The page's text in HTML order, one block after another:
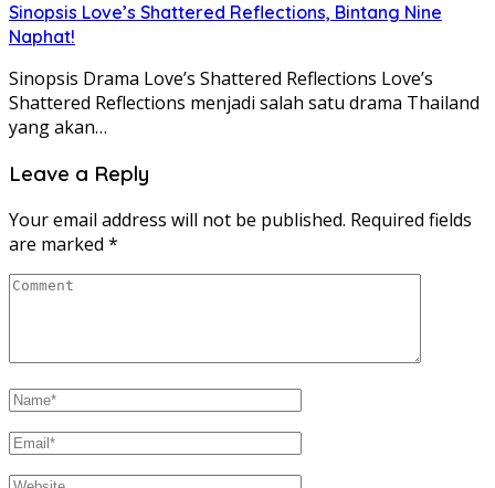
Sinopsis Love’s Shattered Reflections, Bintang Nine
Naphat!
Sinopsis Drama Love’s Shattered Reflections Love’s
Shattered Reflections menjadi salah satu drama Thailand
yang akan…
Leave a Reply
Your email address will not be published. Required fields
are marked *